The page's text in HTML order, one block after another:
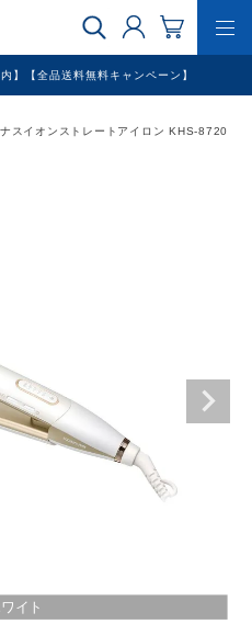
】【全品送料無料キャンペーン】
スイオンストレートアイロン KHS-8720
イト